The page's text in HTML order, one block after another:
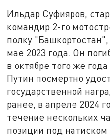
Ильдар Суфияров,
командир 2-го
полку
мае 2023 года. Он
в октябре того же
Путин посмертно
государственной
ранее, в апреле 2024
течение нескольких
позиции под натиском